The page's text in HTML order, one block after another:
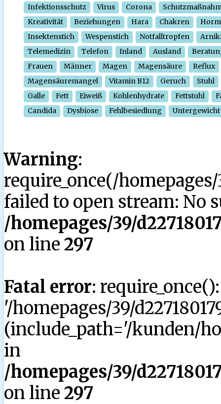
Infektionsschutz
Virus Corona
Kreativität
Beziehungen Hara Chakren
Insektenstich
Wespenstich Notfalltropfen
Telemedizin
Telefon Inland Ausland
Frauen
Männer Magen Magensäure
Reflux
Magensäuremangel
Vitamin B12 Geruch
Stuhl
Galle
Fett Eiweiß Kohlenhydrate Fettstuhl
Candida
Dysbiose Fehlbesiedlung Untergewicht
Warning:
require_once(/
failed to open stream: No
/homepages/39/
on line 297
Fatal error:
'/homepages/39/
(include_path='/kunden/
in
/homepages/39/
on line 297